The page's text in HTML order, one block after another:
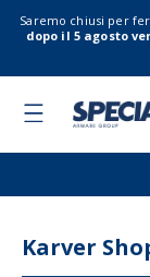
Saremo chiusi per
dopo il 5 agosto
Toggle
Karver